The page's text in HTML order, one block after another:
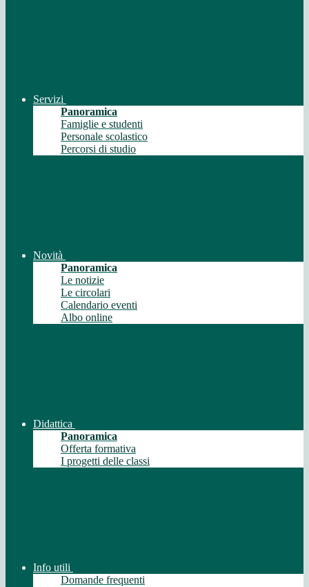
Servizi
Panoramica
Famiglie e studenti
Personale scolastico
Percorsi di studio
Novità
Panoramica
Le notizie
Le circolari
Calendario eventi
Albo online
Didattica
Panoramica
Offerta formativa
I progetti delle classi
Info utili
Domande frequenti